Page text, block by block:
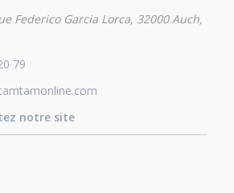
Federico Garcia Lorca, 32000 Auch,
79
notre site